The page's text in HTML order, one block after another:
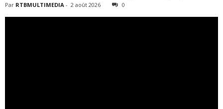
Par RTBMULTIMEDIA - 2 août 2026 0